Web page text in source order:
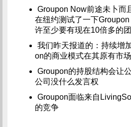
Groupon Now前途未卜而
在纽约测试了一下
许至少要有现在10倍多的
我们昨天报道的：持续增
on的商业模式在其原有市
Groupon的持股结构会让
公司没什么发言权
Groupon面临来自
的竞争